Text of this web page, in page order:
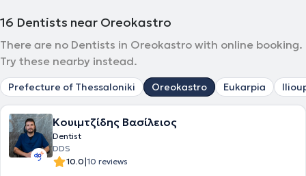
16 Dentists near Oreokastro
There are no Dentists in Oreokastro with online booking.
Try these nearby instead.
Prefecture of Thessaloniki Oreokastro Eukarpia
Κουιμτζίδης Βασίλειος
Dentist
DDS
10.0|10 reviews